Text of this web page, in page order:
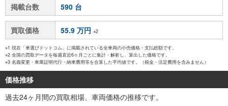
掲載台数 590 台
買取価格 55.9 万円 ※2
※1 現在「車選びドットコム」に掲載されている全車両の小売価格・支払総額です。
※2 全国の買取データを毎週直近6ヶ月ごとに集計・解析し、算出した価格です。
※3 名義変更・車庫証明代行・納車費用等を合算した平均値です。（税金・法定費用を含みません）
価格推移
過去24ヶ月間の買取相場、車両価格の推移です。